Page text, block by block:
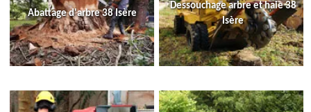
Abattage d'arbre 38 Isère
Dessouchage arbre et haie 38
Isère